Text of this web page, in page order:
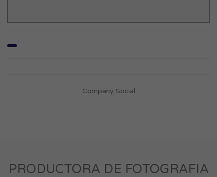
Company Social
PRODUCTORA DE FOTOGRAFIA